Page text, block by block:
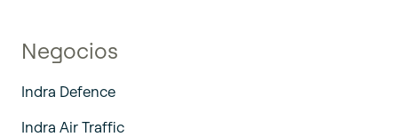
Negocios
Indra Defence
Indra Air Traffic